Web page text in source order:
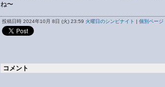
ね〜
投稿日時 2024年10月 8日 (火) 23:59 火曜日のシンピナイト | 個別ページ
コメント